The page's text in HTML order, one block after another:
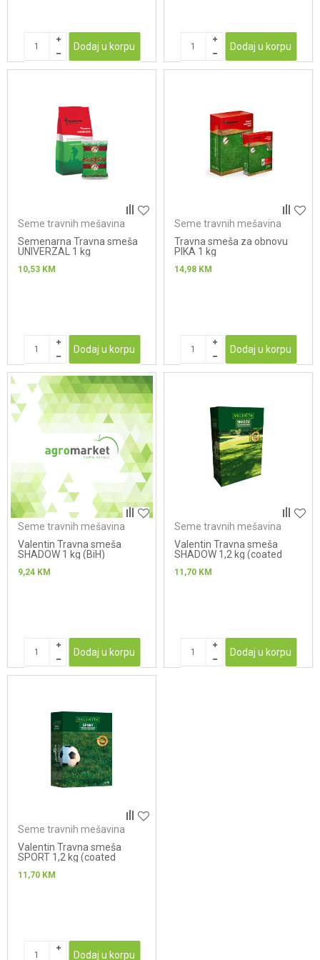
Dodaj u korpu Dodaj u korpu
Seme travnih mešavina
Semenarna Travna smeša
UNIVERZAL 1 kg
10,53 KM
Dodaj u korpu
Seme travnih mešavina
Travna smeša za obnovu
PIKA 1 kg
14,98 KM
Dodaj u korpu
Seme travnih mešavina
Valentin Travna smeša
SHADOW 1 kg (BiH)
9,24 KM
Dodaj u korpu
Seme travnih mešavina
Valentin Travna smeša
SHADOW 1,2 kg (coated
11,70 KM
Dodaj u korpu
Seme travnih mešavina
Valentin Travna smeša
SPORT 1,2 kg (coated
11,70 KM
Dodaj u korpu